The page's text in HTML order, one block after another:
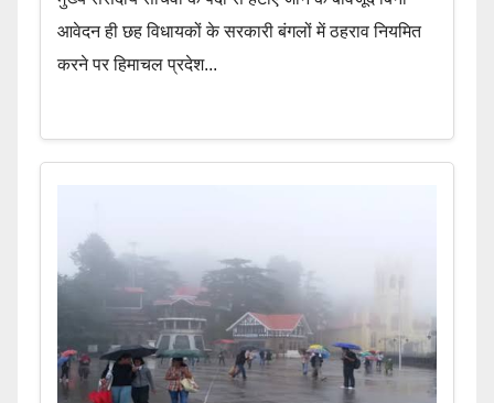
आवेदन ही छह विधायकों के सरकारी बंगलों में ठहराव नियमित
करने पर हिमाचल प्रदेश...